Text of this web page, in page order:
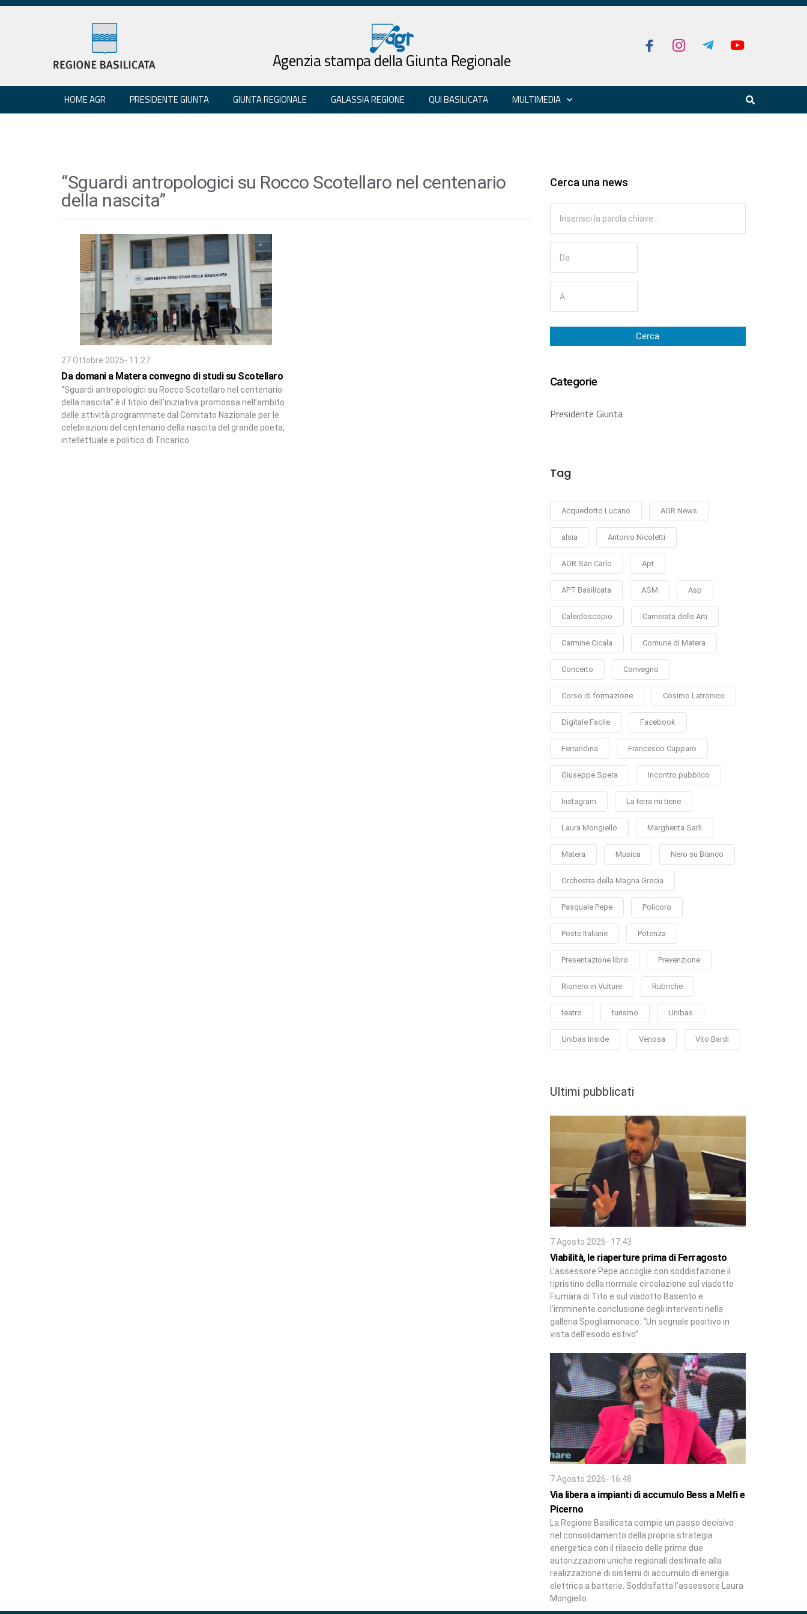
Agenzia stampa della Giunta Regionale
HOME AGR PRESIDENTE GIUNTA GIUNTA REGIONALE GALASSIA REGIONE QUI BASILICATA MULTIMEDIA
“Sguardi antropologici su Rocco Scotellaro nel centenario
della nascita”
27 Ottobre 2025- 11:27
Da domani a Matera convegno di studi su Scotellaro
“Sguardi antropologici su Rocco Scotellaro nel centenario
della nascita” è il titolo dell’iniziativa promossa nell’ambito
delle attività programmate dal Comitato Nazionale per le
celebrazioni del centenario della nascita del grande poeta,
intellettuale e politico di Tricarico
Cerca una news
Cerca
Categorie
Presidente Giunta
Tag
Acquedotto Lucano AGR News
alsia Antonio Nicoletti
AOR San Carlo Apt
APT Basilicata ASM Asp
Caleidoscopio Camerata delle Arti
Carmine Cicala Comune di Matera
Concerto Convegno
Corso di formazione Cosimo Latronico
Digitale Facile Facebook
Ferrandina Francesco Cupparo
Giuseppe Spera Incontro pubblico
Instagram La terra mi tiene
Laura Mongiello Margherita Sarli
Matera Musica Nero su Bianco
Orchestra della Magna Grecia
Pasquale Pepe Policoro
Poste Italiane Potenza
Presentazione libro Prevenzione
Rionero in Vulture Rubriche
teatro turismo Unibas
Unibas Inside Venosa Vito Bardi
Ultimi pubblicati
7 Agosto 2026- 17:43
Viabilità, le riaperture prima di Ferragosto
L’assessore Pepe accoglie con soddisfazione il
ripristino della normale circolazione sul viadotto
Fiumara di Tito e sul viadotto Basento e
l’imminente conclusione degli interventi nella
galleria Spogliamonaco: “Un segnale positivo in
vista dell’esodo estivo”
7 Agosto 2026- 16:48
Via libera a impianti di accumulo Bess a Melfi e
Picerno
La Regione Basilicata compie un passo decisivo
nel consolidamento della propria strategia
energetica con il rilascio delle prime due
autorizzazioni uniche regionali destinate alla
realizzazione di sistemi di accumulo di energia
elettrica a batterie. Soddisfatta l’assessore Laura
Mongiello.